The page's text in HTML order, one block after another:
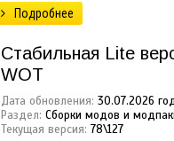
Подробнее
Стабильная Lite
WOT
Дата обновления: 30.07.2026
Раздел: Сборки модов и
Текущая версия: 78\127